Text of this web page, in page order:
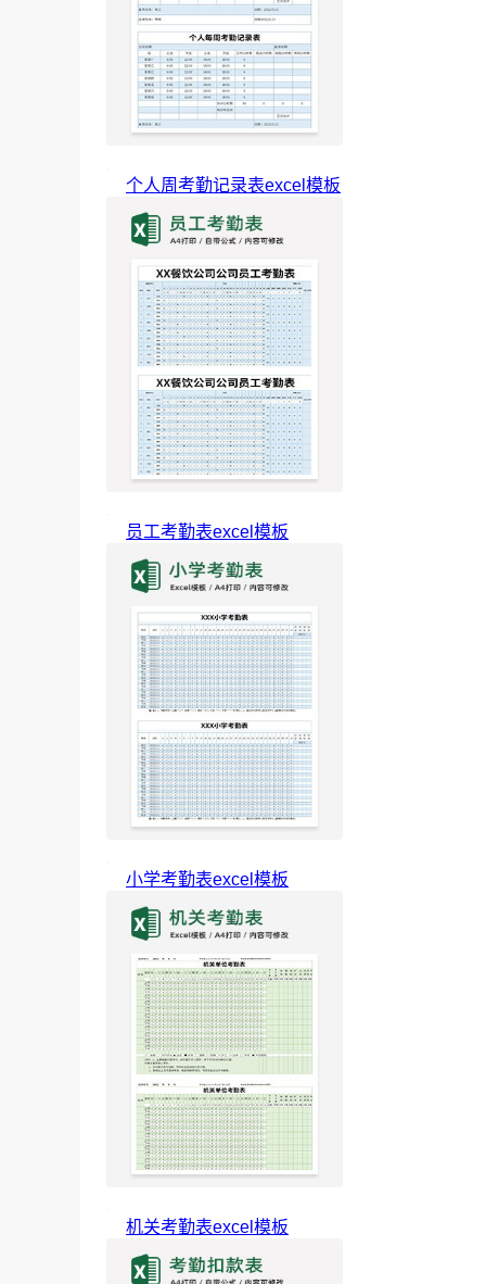
个人周考勤记录表excel模板
员工考勤表excel模板
小学考勤表excel模板
机关考勤表excel模板